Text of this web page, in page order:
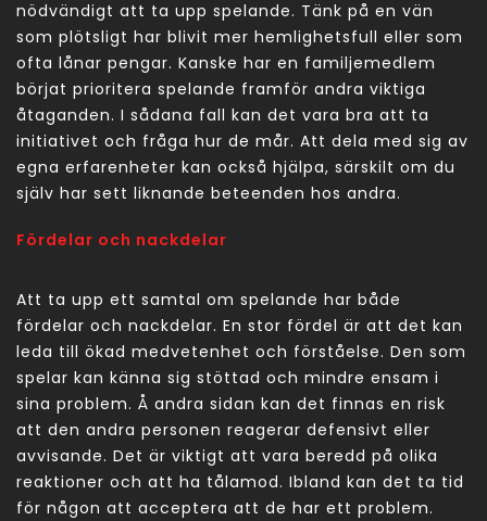
nödvändigt att ta upp spelande. Tänk på en vän
som plötsligt har blivit mer hemlighetsfull eller som
ofta lånar pengar. Kanske har en familjemedlem
börjat prioritera spelande framför andra viktiga
åtaganden. I sådana fall kan det vara bra att ta
initiativet och fråga hur de mår. Att dela med sig av
egna erfarenheter kan också hjälpa, särskilt om du
själv har sett liknande beteenden hos andra.
Fördelar och nackdelar
Att ta upp ett samtal om spelande har både
fördelar och nackdelar. En stor fördel är att det kan
leda till ökad medvetenhet och förståelse. Den som
spelar kan känna sig stöttad och mindre ensam i
sina problem. Å andra sidan kan det finnas en risk
att den andra personen reagerar defensivt eller
avvisande. Det är viktigt att vara beredd på olika
reaktioner och att ha tålamod. Ibland kan det ta tid
för någon att acceptera att de har ett problem.